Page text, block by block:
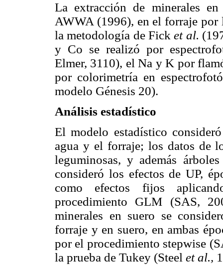
La extracción de minerales
AWWA (1996), en el forraje
la metodología de Ficket al.
y Co se realizó por
Elmer, 3110), el Na y K por
por colorimetría en
modelo Génesis 20).
Análisis estadístico
El modelo estadístico
agua y el forraje; los datos de
leguminosas, y además
consideró los efectos de UP,
como efectos fijos
procedimiento GLM (SAS,
minerales en suero se
forraje y en suero, en ambas
por el procedimiento stepwise
la prueba de Tukey (Steel et al.,